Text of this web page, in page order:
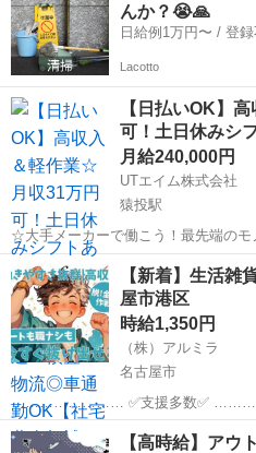
んか？😭🙏
日給例
Lacotto
【日払いOK】
可！土日休みシ
月給240,000円
UTエイム株式会社
猿投駅
☆大手メーカーで働こう！最先端のモノづくり☆ ＜半
付け・検査＞ 車載用に使用される半
クス工場 お仕事はとてもカンタン♪軽
シ！ キレイで清潔、快適な職場環...
愛知 豊田市 猿投駅 倉庫
【新着】生活
屋市港区
時給1,350円
（株）アルミラ
名古屋市
…………………… ✅支援多数✅ …………………… お金ない人には生活
支援金 携帯ない人にはレンタル 住む場所がない方には 寮もご用意し
ま
愛知 名古屋市 倉庫 時給
【高時給】アウ